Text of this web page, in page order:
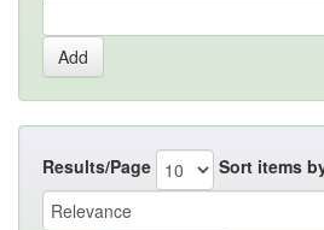
Results/Page Sort items